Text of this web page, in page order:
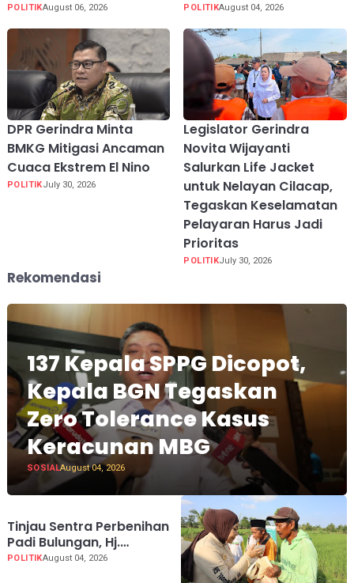
POLITIKAugust 06, 2026 POLITIKAugust 04, 2026
DPR Gerindra Minta
BMKG Mitigasi Ancaman
Cuaca Ekstrem El Nino
POLITIKJuly 30, 2026
Legislator Gerindra
Novita Wijayanti
Salurkan Life Jacket
untuk Nelayan Cilacap,
Tegaskan Keselamatan
Pelayaran Harus Jadi
Prioritas
POLITIKJuly 30, 2026
Rekomendasi
137 Kepala SPPG Dicopot,
Kepala BGN Tegaskan
Zero Tolerance Kasus
Keracunan MBG
SOSIALAugust 04, 2026
Tinjau Sentra Perbenihan
Padi Bulungan, Hj.
Rahmawati: Program
POLITIKAugust 04, 2026